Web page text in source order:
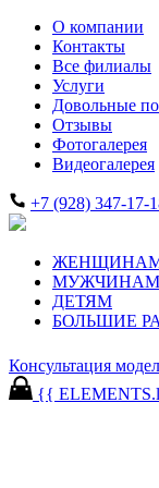
О компании
Контакты
Все филиалы
Услуги
Довольные
Отзывы
Фотогалерея
Видеогалерея
+7 (928) 347-17-
МУЖЧИНАМ
ДЕТЯМ
БОЛЬШИЕ
Консультация
{{